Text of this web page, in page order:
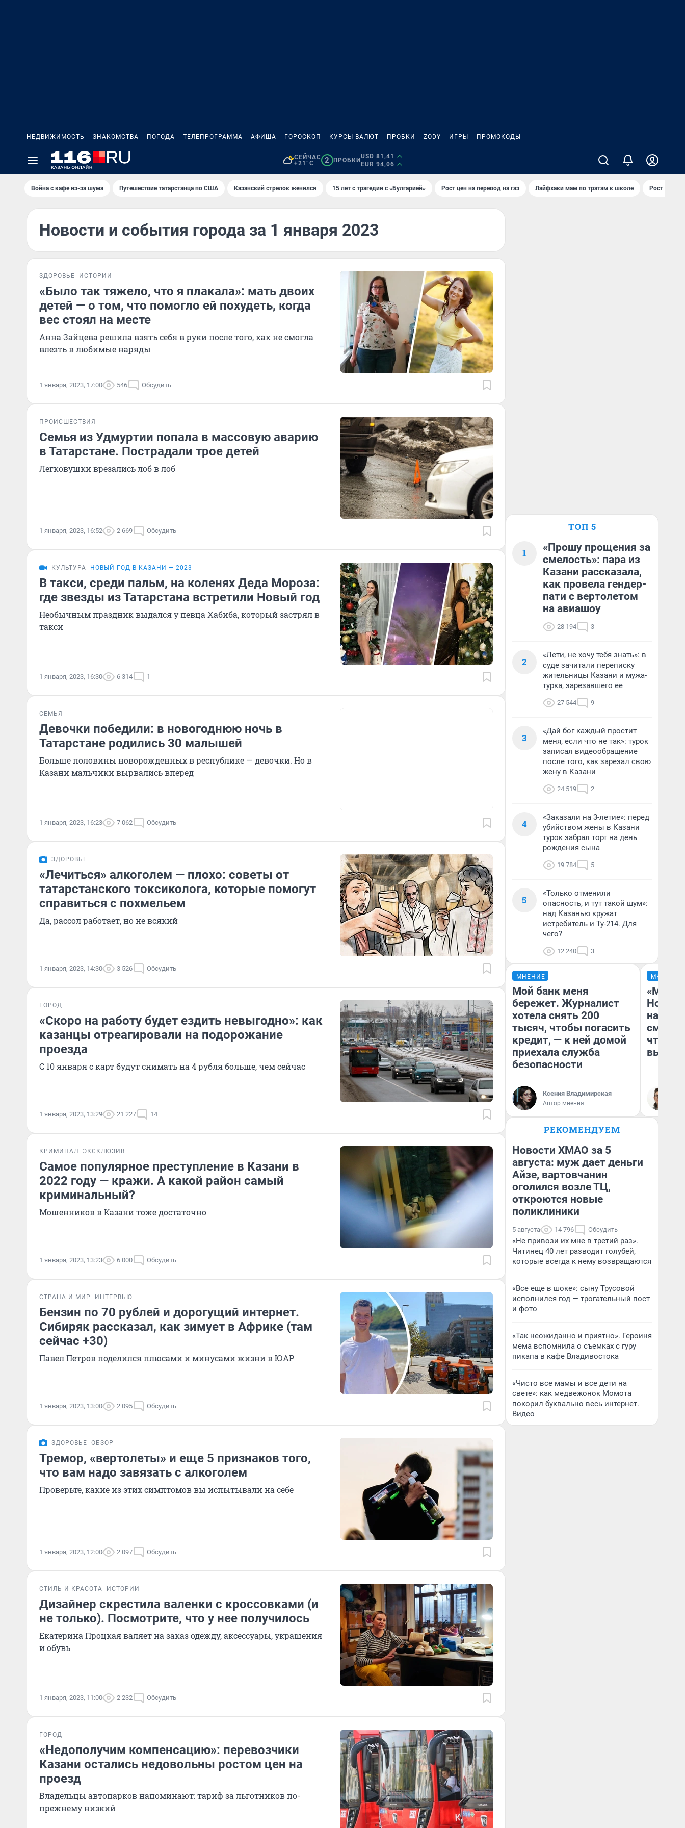
НЕДВИЖИМОСТЬ ЗНАКОМСТВА ПОГОДА ТЕЛЕПРОГРАММА АФИША ГОРОСКОП КУРСЫ ВАЛЮТ ПРОБКИ ZODY ИГРЫ ПРОМОКОДЫ
СЕЙЧАС
+21°C
2 ПРОБКИ
USD 81,41
EUR 94,06
Война с кафе из-за шума Путешествие татарстанца по США Казанский стрелок женился 15 лет с трагедии с «Булгарией» Рост цен на перевод на газ Лайфхаки мам по тратам к школе Рост цен на
Новости и события города за 1 января 2023
ЗДОРОВЬЕ ИСТОРИИ
«Было так тяжело, что я плакала»: мать двоих
детей — о том, что помогло ей похудеть, когда
вес стоял на месте
Анна Зайцева решила взять себя в руки после того, как не смогла
влезть в любимые наряды
1 января, 2023, 17:00 546 Обсудить
ПРОИСШЕСТВИЯ
Семья из Удмуртии попала в массовую аварию
в Татарстане. Пострадали трое детей
Легковушки врезались лоб в лоб
1 января, 2023, 16:52 2 669 Обсудить
КУЛЬТУРА НОВЫЙ ГОД В КАЗАНИ — 2023
В такси, среди пальм, на коленях Деда Мороза:
где звезды из Татарстана встретили Новый год
Необычным праздник выдался у певца Хабиба, который застрял в
такси
1 января, 2023, 16:30 6 314 1
СЕМЬЯ
Девочки победили: в новогоднюю ночь в
Татарстане родились 30 малышей
Больше половины новорожденных в республике — девочки. Но в
Казани мальчики вырвались вперед
1 января, 2023, 16:23 7 062 Обсудить
ЗДОРОВЬЕ
«Лечиться» алкоголем — плохо: советы от
татарстанского токсиколога, которые помогут
справиться с похмельем
Да, рассол работает, но не всякий
1 января, 2023, 14:30 3 526 Обсудить
ГОРОД
«Скоро на работу будет ездить невыгодно»: как
казанцы отреагировали на подорожание
проезда
С 10 января с карт будут снимать на 4 рубля больше, чем сейчас
1 января, 2023, 13:29 21 227 14
КРИМИНАЛ ЭКСКЛЮЗИВ
Самое популярное преступление в Казани в
2022 году — кражи. А какой район самый
криминальный?
Мошенников в Казани тоже достаточно
1 января, 2023, 13:23 6 000 Обсудить
СТРАНА И МИР ИНТЕРВЬЮ
Бензин по 70 рублей и дорогущий интернет.
Сибиряк рассказал, как зимует в Африке (там
сейчас +30)
Павел Петров поделился плюсами и минусами жизни в ЮАР
1 января, 2023, 13:00 2 095 Обсудить
ЗДОРОВЬЕ ОБЗОР
Тремор, «вертолеты» и еще 5 признаков того,
что вам надо завязать с алкоголем
Проверьте, какие из этих симптомов вы испытывали на себе
1 января, 2023, 12:00 2 097 Обсудить
СТИЛЬ И КРАСОТА ИСТОРИИ
Дизайнер скрестила валенки с кроссовками (и
не только). Посмотрите, что у нее получилось
Екатерина Процкая валяет на заказ одежду, аксессуары, украшения
и обувь
1 января, 2023, 11:00 2 232 Обсудить
ГОРОД
«Недополучим компенсацию»: перевозчики
Казани остались недовольны ростом цен на
проезд
Владельцы автопарков напоминают: тариф за льготников по-
прежнему низкий
ТОП 5
1
«Прошу прощения за
смелость»: пара из
Казани рассказала,
как провела гендер-
пати с вертолетом
на авиашоу
28 194 3
2
«Лети, не хочу тебя знать»: в
суде зачитали переписку
жительницы Казани и мужа-
турка, зарезавшего ее
27 544 9
3
«Дай бог каждый простит
меня, если что не так»: турок
записал видеообращение
после того, как зарезал свою
жену в Казани
24 519 2
4
«Заказали на 3-летие»: перед
убийством жены в Казани
турок забрал торт на день
рождения сына
19 784 5
5
«Только отменили
опасность, и тут такой шум»:
над Казанью кружат
истребитель и Ту-214. Для
чего?
12 240 3
МНЕНИЕ
Мой банк меня
бережет. Журналист
хотела снять 200
тысяч, чтобы погасить
кредит, — к ней домой
приехала служба
безопасности
Ксения Владимирская
Автор мнения
МНЕНИЕ
«Мы
чтобы
РЕКОМЕНДУЕМ
Новости ХМАО за 5
августа: муж дает деньги
Айзе, вартовчанин
оголился возле ТЦ,
откроются новые
поликлиники
5 августа 14 796 Обсудить
«Не привози их мне в третий раз».
Читинец 40 лет разводит голубей,
которые всегда к нему возвращаются
«Все еще в шоке»: сыну Трусовой
исполнился год — трогательный пост
и фото
«Так неожиданно и приятно». Героиня
мема вспомнила о съемках с гуру
пикапа в кафе Владивостока
«Чисто все мамы и все дети на
свете»: как медвежонок Момота
покорил буквально весь интернет.
Видео